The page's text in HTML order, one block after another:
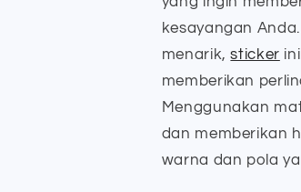
kesayangan
menarik,sticker
memberikan
Menggunakan
dan memberikan
warna dan pola